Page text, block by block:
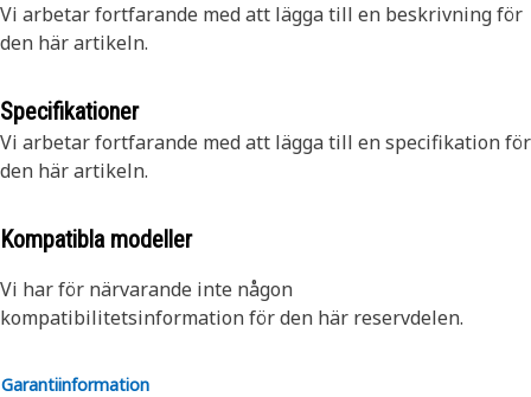
Vi arbetar fortfarande med att lägga till en beskrivning för
den här artikeln.
Specifikationer
Vi arbetar fortfarande med att lägga till en specifikation för
den här artikeln.
Kompatibla modeller
Vi har för närvarande inte någon
kompatibilitetsinformation för den här reservdelen.
Garantiinformation